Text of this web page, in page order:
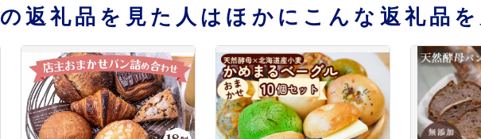
返礼品を見た人はほかにこんな返礼品を